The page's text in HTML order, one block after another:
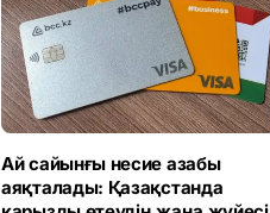
Ай сайынғы несие азабы
аяқталады: Қазақстанда